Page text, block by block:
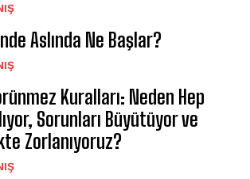
Aslında Ne Başlar?
Kuralları: Neden Hep
Sorunları Büyütüyor ve
Zorlanıyoruz?